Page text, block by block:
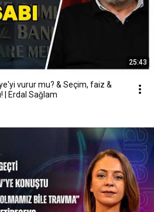
25:43
vurur mu? & Seçim, faiz &
| Erdal Sağlam